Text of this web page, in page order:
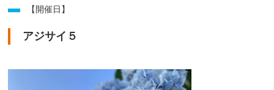
【開催日】
アジサイ５